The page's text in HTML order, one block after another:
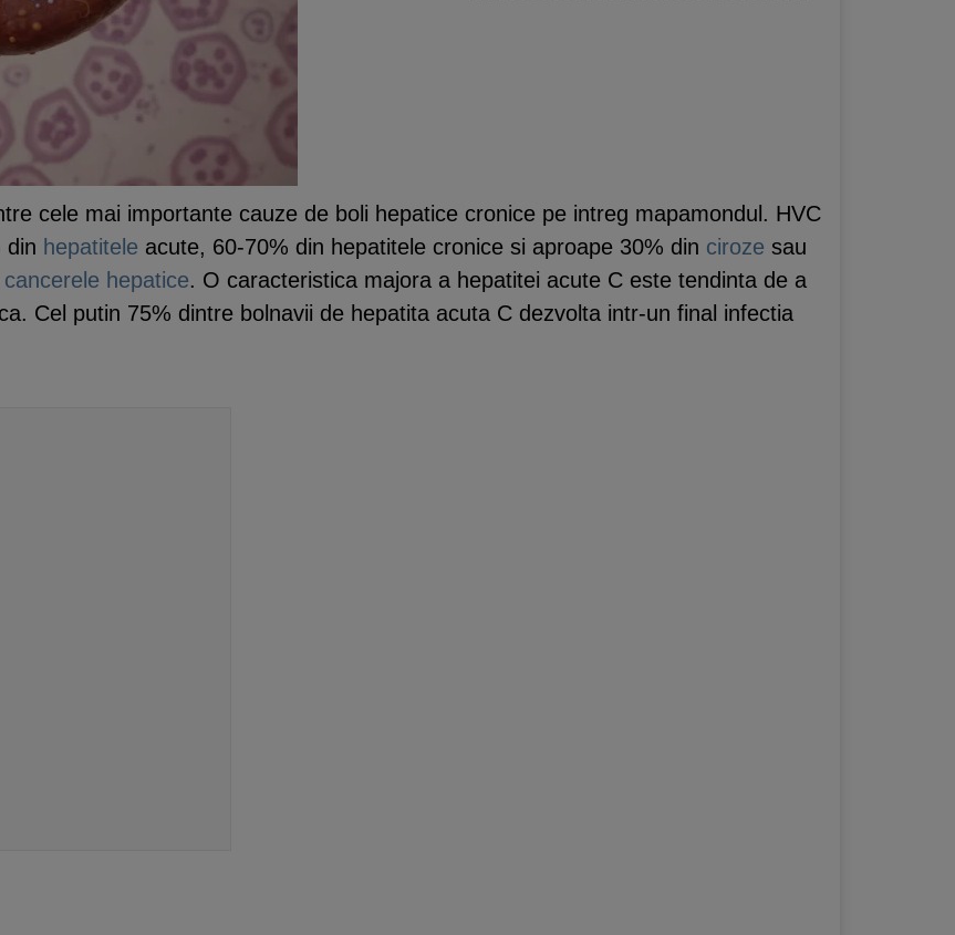
cele mai importante cauze de boli hepatice cronice pe intreg mapamondul. HVC
din hepatitele acute, 60-70% din hepatitele cronice si aproape 30% din ciroze sau
cancerele hepatice. O caracteristica majora a hepatitei acute C este tendinta de a
Cel putin 75% dintre bolnavii de hepatita acuta C dezvolta intr-un final infectia